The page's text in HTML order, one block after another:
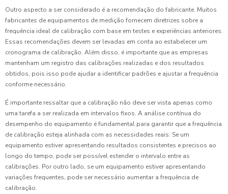
Outro aspecto a ser considerado é a recomendação do fabricante. Muitos
fabricantes de equipamentos de medição fornecem diretrizes sobre a
frequência ideal de calibração com base em testes e experiências anteriores.
Essas recomendações devem ser levadas em conta ao estabelecer um
cronograma de calibração. Além disso, é importante que as empresas
mantenham um registro das calibrações realizadas e dos resultados
obtidos, pois isso pode ajudar a identificar padrões e ajustar a frequência
conforme necessário.
É importante ressaltar que a calibração não deve ser vista apenas como
uma tarefa a ser realizada em intervalos fixos. A análise contínua do
desempenho do equipamento é fundamental para garantir que a frequência
de calibração esteja alinhada com as necessidades reais. Se um
equipamento estiver apresentando resultados consistentes e precisos ao
longo do tempo, pode ser possível estender o intervalo entre as
calibrações. Por outro lado, se um equipamento estiver apresentando
variações frequentes, pode ser necessário aumentar a frequência de
calibração.